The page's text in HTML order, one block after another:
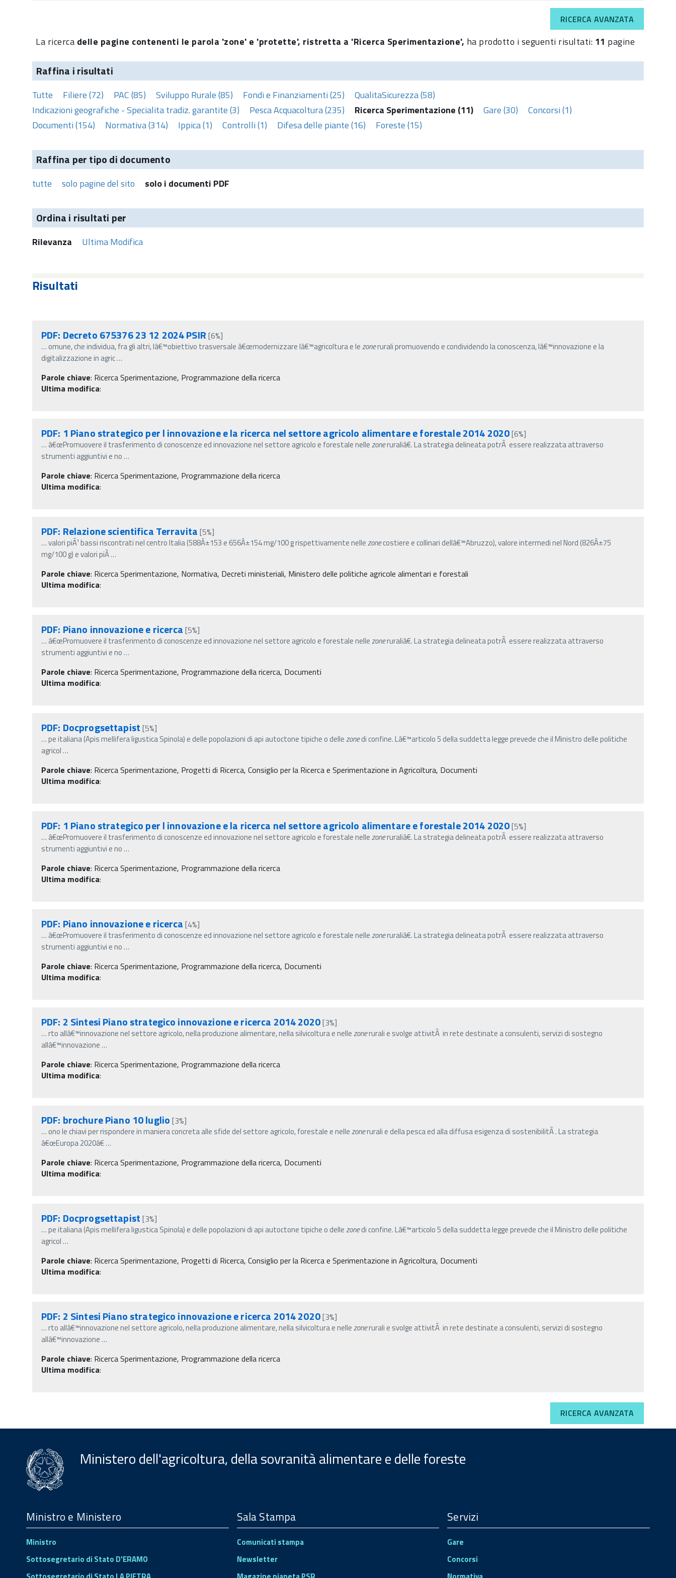
RICERCA AVANZATA
La ricerca delle pagine contenenti le parola 'zone' e 'protette', ristretta a 'Ricerca Sperimentazione', ha prodotto i seguenti risultati: 11 pagine
Raffina i risultati
Tutte Filiere (72) PAC (85) Sviluppo Rurale (85) Fondi e Finanziamenti (25)
QualitaSicurezza (58)
Indicazioni geografiche - Specialita tradiz. garantite (3)
Pesca Acquacoltura (235) Ricerca Sperimentazione (11) Gare (30)
Concorsi (1)
Documenti (154)
Normativa (314) Ippica (1) Controlli (1) Difesa delle piante (16) Foreste (15)
Raffina per tipo di documento
tutte solo pagine del sito solo i documenti PDF
Ordina i risultati per
Rilevanza Ultima Modifica
Risultati
PDF: Decreto 675376 23 12 2024 PSIR [6%]
… omune, che individua, fra gli altri, lâ€™obiettivo trasversale â€œmodernizzare lâ€™agricoltura e lezonerurali promuovendo e condividendo la conoscenza, lâ€™innovazione e la
digitalizzazione in agric…
Parole chiave: Ricerca Sperimentazione, Programmazione della ricerca
Ultima modifica:
PDF: 1 Piano strategico per l innovazione e la ricerca nel settore agricolo alimentare e forestale 2014 2020[6%]
… â€œPromuovere il trasferimento di conoscenze ed innovazione nel settore agricolo e forestale nellezoneruraliâ€. La strategia delineata potrÃ essere realizzata attraverso
strumenti aggiuntivi e no…
Parole chiave: Ricerca Sperimentazione, Programmazione della ricerca
Ultima modifica:
PDF: Relazione scientifica Terravita [5%]
…valori piÃ¹ bassi riscontrati nel centro Italia (588Â±153 e 656Â±154 mg/100 g rispettivamente nellezonecostiere e collinari dellâ€™Abruzzo), valore intermedi nel Nord (826Â±75
mg/100 g) e valori piÃ…
Parole chiave: Ricerca Sperimentazione, Normativa, Decreti ministeriali, Ministero delle politiche agricole alimentari e forestali
Ultima modifica:
PDF: Piano innovazione e ricerca [5%]
… â€œPromuovere il trasferimento di conoscenze ed innovazione nel settore agricolo e forestale nellezoneruraliâ€. La strategia delineata potrÃ essere realizzata attraverso
strumenti aggiuntivi e no…
Parole chiave: Ricerca Sperimentazione, Programmazione della ricerca, Documenti
Ultima modifica:
PDF: Docprogsettapist [5%]
…pe italiana (Apis mellifera ligustica Spinola) e delle popolazioni di api autoctone tipiche o dellezonedi confine. Lâ€™articolo 5 della suddetta legge prevede che il Ministro delle politiche
agricol…
Parole chiave: Ricerca Sperimentazione, Progetti di Ricerca, Consiglio per la Ricerca e Sperimentazione in Agricoltura, Documenti
Ultima modifica:
PDF: 1 Piano strategico per l innovazione e la ricerca nel settore agricolo alimentare e forestale 2014 2020[5%]
… â€œPromuovere il trasferimento di conoscenze ed innovazione nel settore agricolo e forestale nellezoneruraliâ€. La strategia delineata potrÃ essere realizzata attraverso
strumenti aggiuntivi e no…
Parole chiave: Ricerca Sperimentazione, Programmazione della ricerca
Ultima modifica:
PDF: Piano innovazione e ricerca [4%]
… â€œPromuovere il trasferimento di conoscenze ed innovazione nel settore agricolo e forestale nellezoneruraliâ€. La strategia delineata potrÃ essere realizzata attraverso
strumenti aggiuntivi e no…
Parole chiave: Ricerca Sperimentazione, Programmazione della ricerca, Documenti
Ultima modifica:
PDF: 2 Sintesi Piano strategico innovazione e ricerca 2014 2020[3%]
…rto allâ€™innovazione nel settore agricolo, nella produzione alimentare, nella silvicoltura e nellezonerurali e svolge attivitÃ in rete destinate a consulenti, servizi di sostegno
allâ€™innovazione…
Parole chiave: Ricerca Sperimentazione, Programmazione della ricerca
Ultima modifica:
PDF: brochure Piano 10 luglio [3%]
… ono le chiavi per rispondere in maniera concreta alle sfide del settore agricolo, forestale e nellezonerurali e della pesca ed alla diffusa esigenza di sostenibilitÃ . La strategia
â€œEuropa 2020â€…
Parole chiave: Ricerca Sperimentazione, Programmazione della ricerca, Documenti
Ultima modifica:
PDF: Docprogsettapist [3%]
…pe italiana (Apis mellifera ligustica Spinola) e delle popolazioni di api autoctone tipiche o dellezonedi confine. Lâ€™articolo 5 della suddetta legge prevede che il Ministro delle politiche
agricol…
Parole chiave: Ricerca Sperimentazione, Progetti di Ricerca, Consiglio per la Ricerca e Sperimentazione in Agricoltura, Documenti
Ultima modifica:
PDF: 2 Sintesi Piano strategico innovazione e ricerca 2014 2020[3%]
…rto allâ€™innovazione nel settore agricolo, nella produzione alimentare, nella silvicoltura e nellezonerurali e svolge attivitÃ in rete destinate a consulenti, servizi di sostegno
allâ€™innovazione…
Parole chiave: Ricerca Sperimentazione, Programmazione della ricerca
Ultima modifica:
RICERCA AVANZATA
Ministero dell'agricoltura, della sovranità alimentare e delle foreste
Menu
Footer
Ministro e Ministero
Ministro
Sottosegretario di Stato D'ERAMO
Sala Stampa
Comunicati stampa
Newsletter
Servizi
Gare
Concorsi